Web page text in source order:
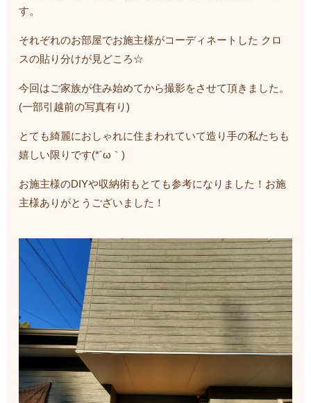
す。
それぞれのお部屋でお施主様がコーディネートした クロ
スの貼り分けが見どころ☆
今回はご家族が住み始めてから撮影をさせて頂きました。
(一部引越前の写真有り)
とても綺麗におしゃれに住まわれていて造り手の私たちも
嬉しい限りです(*´ω｀)
お施主様のDIYや収納術もとても参考になりました！お施
主様ありがとうございました！